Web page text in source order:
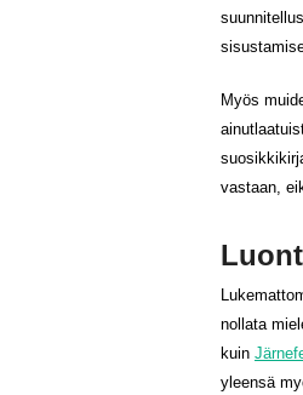
Myös
vastaan,
nollata
kuin
yleensä